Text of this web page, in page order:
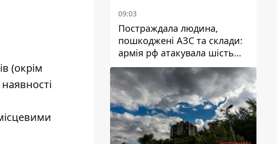
(окрім
09:03
Постраждала людина,
пошкоджені АЗС та склади:
армія рф атакувала шість
районів Дніпропетровської
області